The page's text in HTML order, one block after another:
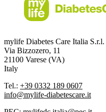
mylife Diabetes Care Italia S.r.l.
Via Bizzozero, 11
21100 Varese (VA)
Italy
Tel.: +39 0332 189 0607
info@mylife-diabetescare.it